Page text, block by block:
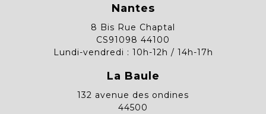
Nantes
8 Bis Rue Chaptal
CS91098 44100
Lundi-vendredi : 10h-12h / 14h-17h
La Baule
132 avenue des ondines
44500